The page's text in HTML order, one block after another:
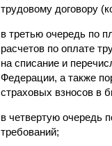
трудовому договору
в третью очередь по
расчетов по оплате
на списание и
Федерации, а также
страховых взносов в
в четвертую очередь
требований;